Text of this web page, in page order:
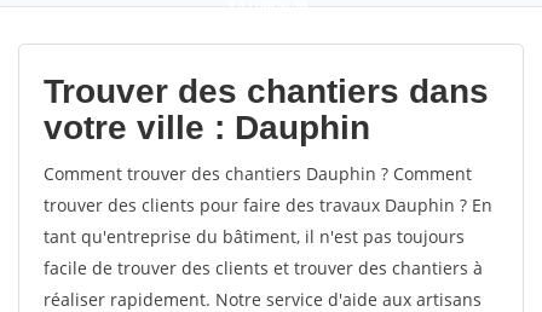
9,5(100%)38
votes
Trouver des chantiers dans
votre ville : Dauphin
Comment trouver des chantiers Dauphin ? Comment
trouver des clients pour faire des travaux Dauphin ? En
tant qu'entreprise du bâtiment, il n'est pas toujours
facile de trouver des clients et trouver des chantiers à
réaliser rapidement. Notre service d'aide aux artisans